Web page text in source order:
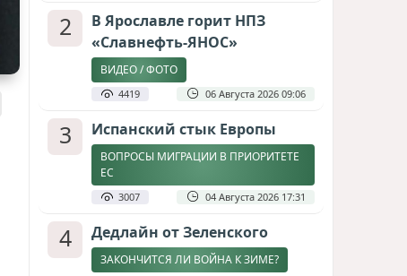
2
В Ярославле горит НПЗ
«Славнефть-ЯНОС»
ВИДЕО / ФОТО
4419 06 Августа 2026 09:06
3 Испанский стык Европы
ВОПРОСЫ МИГРАЦИИ В ПРИОРИТЕТЕ
ЕС
3007 04 Августа 2026 17:31
4 Дедлайн от Зеленского
ЗАКОНЧИТСЯ ЛИ ВОЙНА К ЗИМЕ?